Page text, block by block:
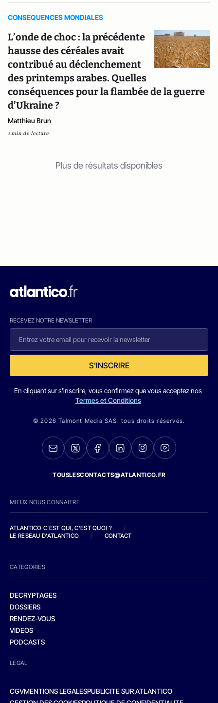
CONSEQUENCES MONDIALES
L’onde de choc : la précédente
hausse des céréales avait
contribué au déclenchement
des printemps arabes. Quelles
conséquences pour la flambée de la guerre
d’Ukraine ?
Matthieu Brun
1 min de lecture
Plus de résultats disponibles
RECEVEZ NOTRE NEWSLETTER
S'INSCRIRE
En cliquant sur s'inscrire, vous confirmez que vous acceptez nos
Termes et Conditions
© 2026 Talmont Media SAS. tous droits réservés.
TOUSLESCONTACTS@ATLANTICO.FR
MIEUX NOUS CONNAITRE
ATLANTICO C'EST QUI, C'EST QUOI ?
/
LE RESEAU D'ATLANTICO
/ CONTACT
CATEGORIES
DECRYPTAGES
DOSSIERS
RENDEZ-VOUS
VIDEOS
PODCASTS
LEGAL
CGVMENTIONS LEGALESPUBLICITE SUR ATLANTICO